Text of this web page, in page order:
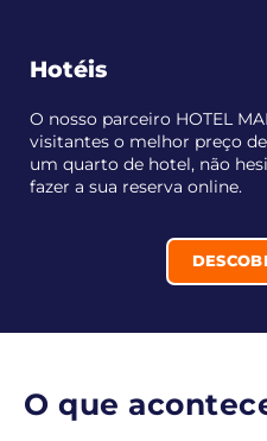
Hotéis
O nosso parceiro HOTEL
visitantes o melhor preço
um quarto de hotel, não
fazer a sua reserva online.
O que